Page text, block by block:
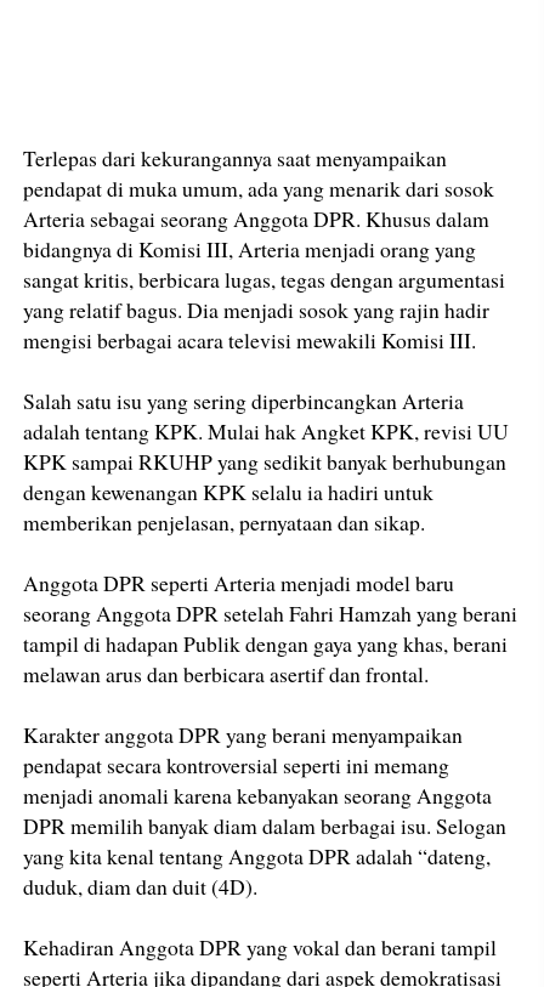
Terlepas dari kekurangannya saat menyampaikan
pendapat di muka umum, ada yang menarik dari sosok
Arteria sebagai seorang Anggota DPR. Khusus dalam
bidangnya di Komisi III, Arteria menjadi orang yang
sangat kritis, berbicara lugas, tegas dengan argumentasi
yang relatif bagus. Dia menjadi sosok yang rajin hadir
mengisi berbagai acara televisi mewakili Komisi III.
Salah satu isu yang sering diperbincangkan Arteria
adalah tentang KPK. Mulai hak Angket KPK, revisi UU
KPK sampai RKUHP yang sedikit banyak berhubungan
dengan kewenangan KPK selalu ia hadiri untuk
memberikan penjelasan, pernyataan dan sikap.
Anggota DPR seperti Arteria menjadi model baru
seorang Anggota DPR setelah Fahri Hamzah yang berani
tampil di hadapan Publik dengan gaya yang khas, berani
melawan arus dan berbicara asertif dan frontal.
Karakter anggota DPR yang berani menyampaikan
pendapat secara kontroversial seperti ini memang
menjadi anomali karena kebanyakan seorang Anggota
DPR memilih banyak diam dalam berbagai isu. Selogan
yang kita kenal tentang Anggota DPR adalah “dateng,
duduk, diam dan duit (4D).
Kehadiran Anggota DPR yang vokal dan berani tampil
seperti Arteria jika dipandang dari aspek demokratisasi